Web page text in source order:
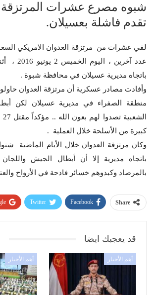
شبوه مصرع عشرات المرتزقة
تقدم فاشلة بعسيلان.
لقي عشرات من مرتزقة العدوان الامريكي
عدد آخرين ،
باتجاه مديرية عسيلان في محافظة شبوة .
وأفادت مصادر عسكرية أن مرتزقة العدوان حاولوا
منطقة الصفراء في مديرية عسيلان لكن
كبيرة من الأسلحة خلال العملية .
وكان مرتزقة العدوان خلال الأيام الماضية
باتجاه مديرية إلا أن أبطال الجيش واللجان
بالمرصاد وكبدوهم خسائر فادحة في الأرواح
Share
Facebook
Twitter
قد يعجبك ايضا
أهم الأخبار أهم الأخبار